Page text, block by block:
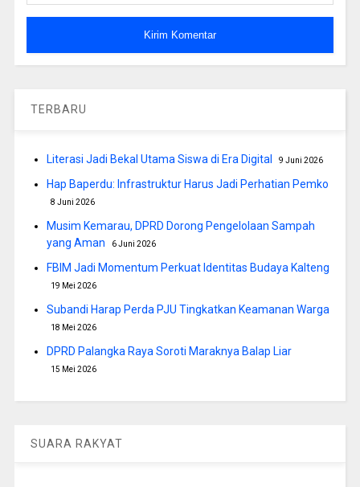
TERBARU
Literasi Jadi Bekal Utama Siswa di Era Digital 9 Juni 2026
Hap Baperdu: Infrastruktur Harus Jadi Perhatian Pemko
8 Juni 2026
Musim Kemarau, DPRD Dorong Pengelolaan Sampah
yang Aman
6 Juni 2026
FBIM Jadi Momentum Perkuat Identitas Budaya Kalteng
19 Mei 2026
Subandi Harap Perda PJU Tingkatkan Keamanan Warga
18 Mei 2026
DPRD Palangka Raya Soroti Maraknya Balap Liar
15 Mei 2026
SUARA RAKYAT